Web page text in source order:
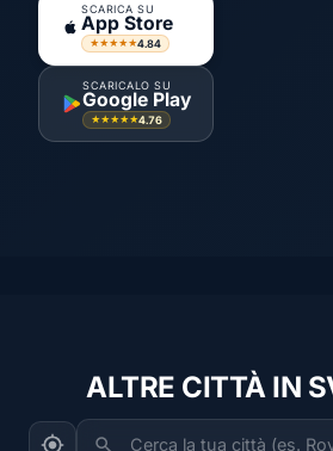
SCARICA SU
App Store
★★★★★4.84
SCARICALO SU
Google Play
★★★★★4.76
ALTRE CITTÀ IN
Cerca la tua città (es.